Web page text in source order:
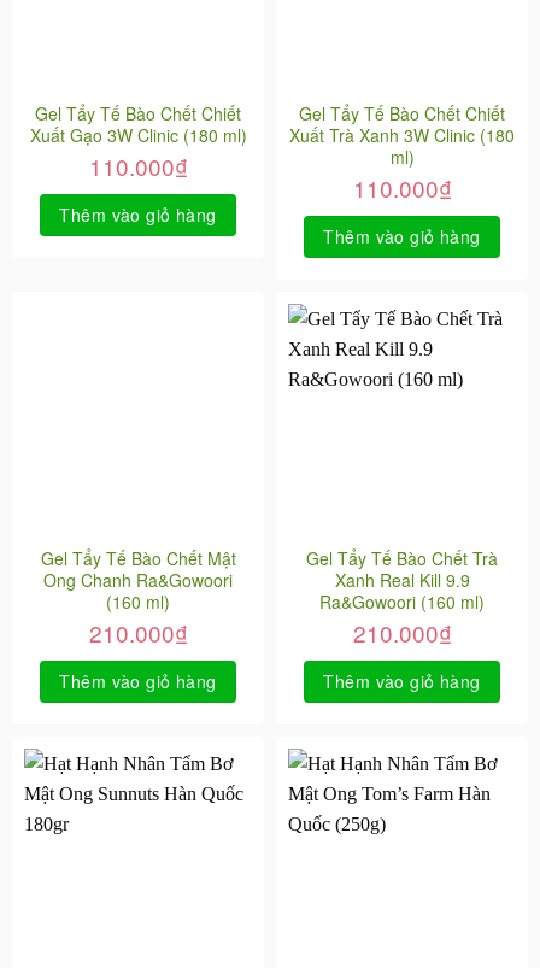
Gel Tẩy Tế Bào Chết Chiết
Xuất Gạo 3W Clinic (180 ml)
110.000₫
Thêm vào giỏ hàng
Gel Tẩy Tế Bào Chết Chiết
Xuất Trà Xanh 3W Clinic (180
ml)
110.000₫
Thêm vào giỏ hàng
Gel Tẩy Tế Bào Chết Mật
Ong Chanh Ra&Gowoori
(160 ml)
210.000₫
Thêm vào giỏ hàng
Gel Tẩy Tế Bào Chết Trà
Xanh Real Kill 9.9
Ra&Gowoori (160 ml)
210.000₫
Thêm vào giỏ hàng